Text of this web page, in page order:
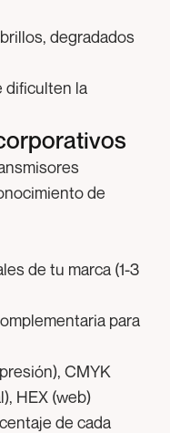
degradados
dificulten la
de
de tu marca (1-3
para
CMYK
HEX (web)
de cada